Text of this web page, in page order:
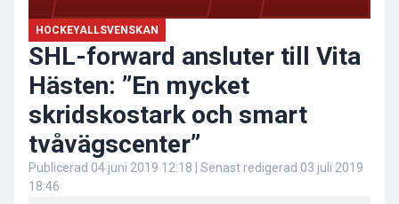
HOCKEYALLSVENSKAN
SHL-forward ansluter till Vita
Hästen: ”En mycket
skridskostark och smart
tvåvägscenter”
Publicerad 04 juni 2019 12:18 | Senast redigerad 03 juli 2019
18:46